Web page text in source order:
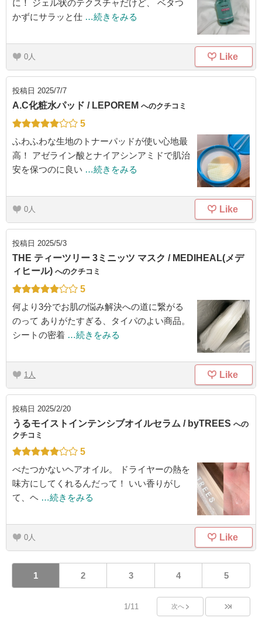
に！ ジェル状のテクスチャだけど、 ベタつ
かずにサラッと仕 …続きをみる
0 Like
投稿日 2025/7/7
A.C化粧水パッド / LEPOREM へのクチコミ
5
ふわふわな生地のトナーパッドが使い心地最
高！ アゼライン酸とナイアシンアミドで肌治
安を保つのに良い …続きをみる
0 Like
投稿日 2025/5/3
THE ティーツリー 3ミニッツ マスク / MEDIHEAL(メデ
ィヒール) へのクチコミ
5
何より3分でお肌の悩み解決への道に繋がる
のって ありがたすぎる、タイパのよい商品。
シートの密着 …続きをみる
1 Like
投稿日 2025/2/20
うるモイストインテンシブオイルセラム / byTREES への
クチコミ
5
べたつかないヘアオイル。 ドライヤーの熱を
味方にしてくれるんだって！ いい香りがし
て、ヘ …続きをみる
0 Like
1 2 3 4 5
1/11 次へ